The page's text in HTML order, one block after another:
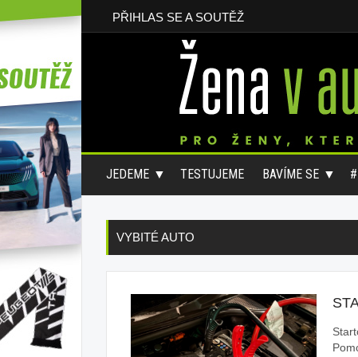
PŘIHLAS SE A SOUTĚŽ
JEDEME TESTUJEME BAVÍME SE
VYBITÉ AUTO